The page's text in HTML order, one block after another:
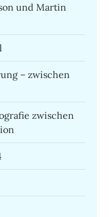
und Martin
– zwischen
zwischen